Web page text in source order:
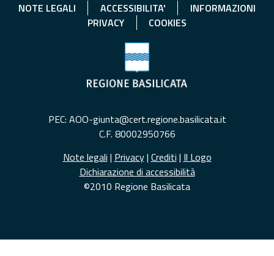
NOTE LEGALI ACCESSIBILITA'
INFORMAZIONI
PRIVACY
COOKIES
PEC: AOO-giunta@cert.regione.basilicata.it
C.F. 80002950766
Note legali | Privacy| Crediti | Il Logo
Dichiarazione di accessibilità
©2010 Regione Basilicata